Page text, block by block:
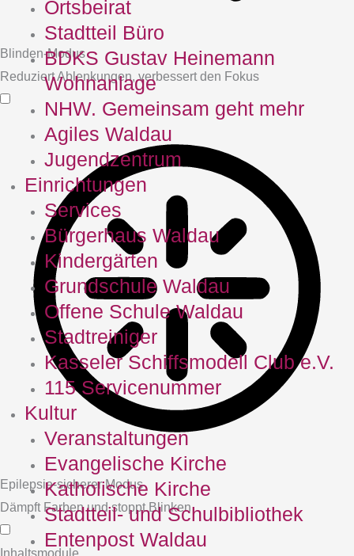
Ortsbeirat
Stadtteil Büro
BDKS Gustav Heinemann
Wohnanlage
NHW. Gemeinsam geht mehr
Agiles Waldau
Jugendzentrum
Einrichtungen
Services
Bürgerhaus Waldau
Kindergärten
Grundschule Waldau
Offene Schule Waldau
Stadtreiniger
Kasseler Schiffsmodell Club e.V.
115 Servicenummer
Kultur
Veranstaltungen
Evangelische Kirche
Katholische Kirche
Stadtteil- und Schulbibliothek
Entenpost Waldau
Blinden-Modus
Reduziert Ablenkungen, verbessert den Fokus
Epilepsie-sicherer Modus
Dämpft Farben und stoppt Blinken
Inhaltsmodule